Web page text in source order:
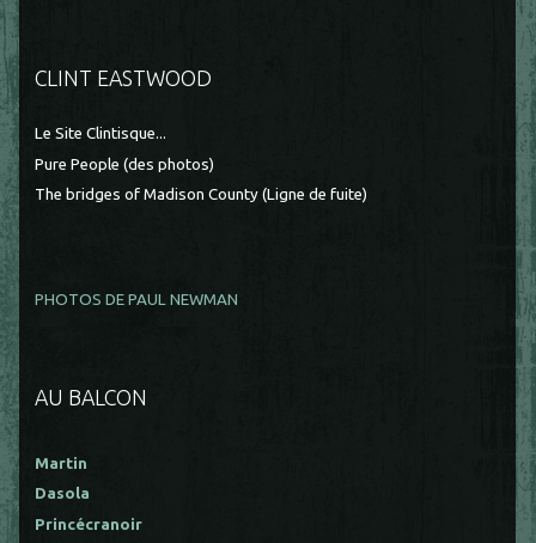
CLINT EASTWOOD
Le Site Clintisque...
Pure People (des photos)
The bridges of Madison County (Ligne de fuite)
PHOTOS DE PAUL NEWMAN
AU BALCON
Martin
Dasola
Princécranoir